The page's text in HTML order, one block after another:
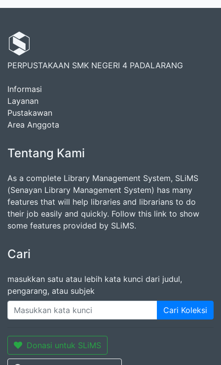
PERPUSTAKAAN SMK NEGERI 4 PADALARANG
Informasi
Layanan
Pustakawan
Area Anggota
Tentang Kami
As a complete Library Management System, SLiMS
(Senayan Library Management System) has many
features that will help libraries and librarians to do
their job easily and quickly. Follow this link to show
some features provided by SLiMS.
Cari
masukkan satu atau lebih kata kunci dari judul,
pengarang, atau subjek
Cari Koleksi
Donasi untuk SLiMS